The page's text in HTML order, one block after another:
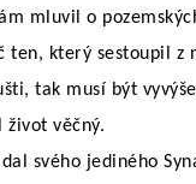
mluvil o
ten, který sestoupil z
tak musí být
život věčný.
svého jediného